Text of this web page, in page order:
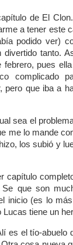
de El
a tener este
podido ver)
divertido tanto.
pues
complicado
pero que iba a
sea el
me lo mande
los subió y
capítulo
que son
inicio (es lo
Lucas tiene un
es el tío-abuelo